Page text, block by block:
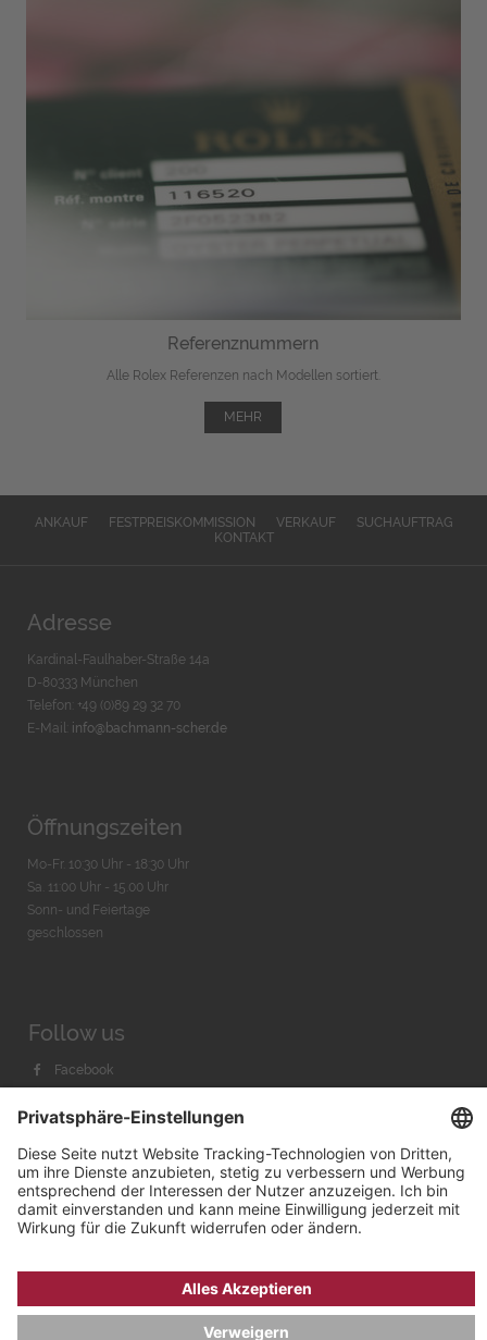
Referenznummern
Alle Rolex Referenzen nach Modellen sortiert.
MEHR
ANKAUF FESTPREISKOMMISSION VERKAUF
SUCHAUFTRAG
KONTAKT
Adresse
Kardinal-Faulhaber-Straße 14a
D-80333 München
Telefon: +49 (0)89 29 32 70
E-Mail: info@bachmann-scher.de
Öffnungszeiten
Mo-Fr. 10:30 Uhr - 18:30 Uhr
Sa. 11:00 Uhr - 15.00 Uhr
Sonn- und Feiertage
geschlossen
Follow us
Facebook
Youtube
IMPRESSUM